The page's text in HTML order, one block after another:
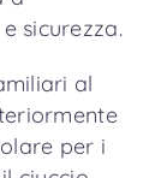
sicurezza.
al
per i